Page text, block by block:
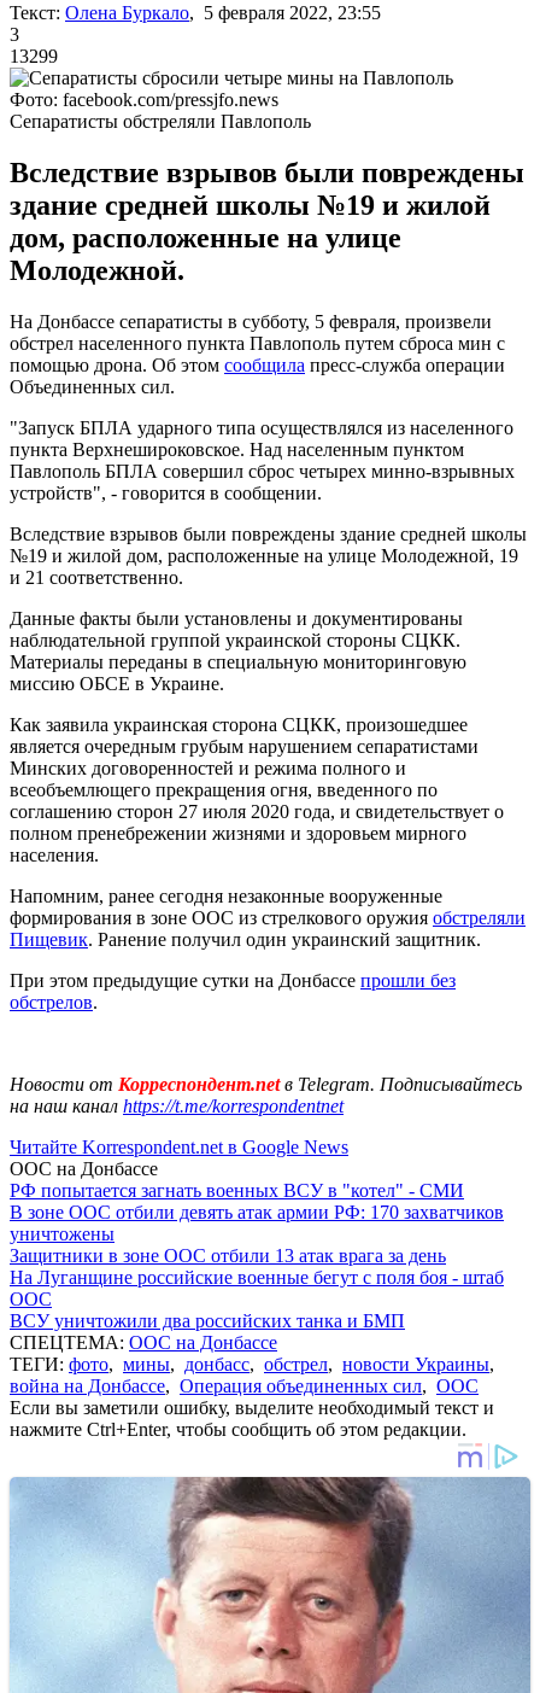
Текст: Олена Буркало, 5 февраля 2022, 23:55
3
13299
Фото: facebook.com/pressjfo.news
Сепаратисты обстреляли Павлополь
Вследствие взрывов были повреждены
здание средней школы №19 и жилой
дом, расположенные на улице
Молодежной.
На Донбассе сепаратисты в субботу, 5 февраля, произвели
обстрел населенного пункта Павлополь путем сброса мин с
помощью дрона. Об этом сообщила пресс-служба операции
Объединенных сил.
"Запуск БПЛА ударного типа осуществлялся из населенного
пункта Верхнешироковское. Над населенным пунктом
Павлополь БПЛА совершил сброс четырех минно-взрывных
устройств", - говорится в сообщении.
Вследствие взрывов были повреждены здание средней школы
№19 и жилой дом, расположенные на улице Молодежной, 19
и 21 соответственно.
Данные факты были установлены и документированы
наблюдательной группой украинской стороны СЦКК.
Материалы переданы в специальную мониторинговую
миссию ОБСЕ в Украине.
Как заявила украинская сторона СЦКК, произошедшее
является очередным грубым нарушением сепаратистами
Минских договоренностей и режима полного и
всеобъемлющего прекращения огня, введенного по
соглашению сторон 27 июля 2020 года, и свидетельствует о
полном пренебрежении жизнями и здоровьем мирного
населения.
Напомним, ранее сегодня незаконные вооруженные
формирования в зоне ООС из стрелкового оружия обстреляли
Пищевик. Ранение получил один украинский защитник.
При этом предыдущие сутки на Донбассе прошли без
обстрелов.
Новости от Корреспондент.netв Telegram. Подписывайтесь
на наш канал https://t.me/korrespondentnet
Читайте Korrespondent.net в Google News
ООС на Донбассе
РФ попытается загнать военных ВСУ в "котел" - СМИ
В зоне ООС отбили девять атак армии РФ: 170 захватчиков
уничтожены
Защитники в зоне ООС отбили 13 атак врага за день
На Луганщине российские военные бегут с поля боя - штаб
ООС
ВСУ уничтожили два российских танка и БМП
СПЕЦТЕМА: ООС на Донбассе
ТЕГИ: фото, мины, донбасс, обстрел, новости Украины,
война на Донбассе, Операция объединенных сил, ООС
Если вы заметили ошибку, выделите необходимый текст и
нажмите Ctrl+Enter, чтобы сообщить об этом редакции.